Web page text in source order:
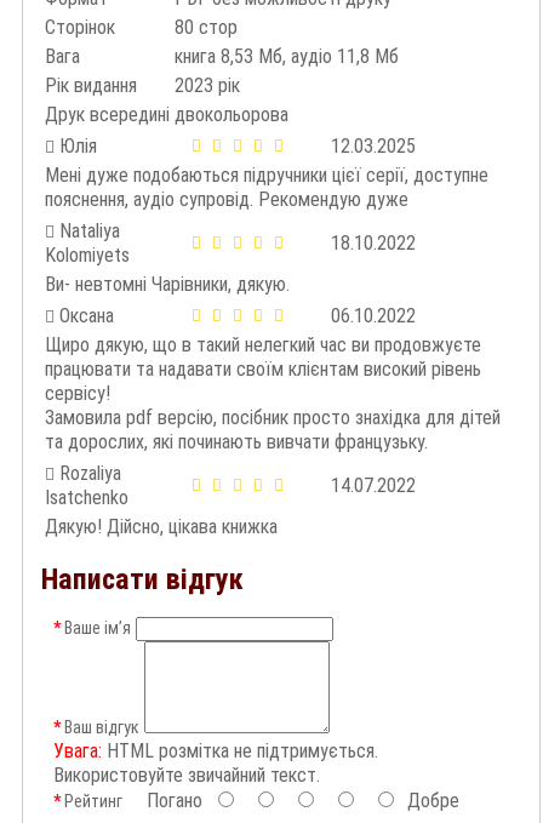
Сторінок
80 стор
Вага
книга 8,53 Мб, аудіо 11,8 Мб
Рік видання
2023 рік
Друк всередині двокольорова
Юлія
12.03.2025
Мені дуже подобаються підручники цієї серії, доступне
пояснення, аудіо супровід. Рекомендую дуже
Nataliya
Kolomiyets
18.10.2022
Ви- невтомні Чарівники, дякую.
Оксана
06.10.2022
Щиро дякую, що в такий нелегкий час ви продовжуєте
працювати та надавати своїм клієнтам високий рівень
сервісу!
Замовила pdf версію, посібник просто знахідка для дітей
та дорослих, які починають вивчати французьку.
Rozaliya
Isatchenko
14.07.2022
Дякую! Дійсно, цікава книжка
Написати відгук
Ваше ім’я
Ваш відгук
Увага: HTML розмітка не підтримується.
Використовуйте звичайний текст.
Рейтинг Погано Добре